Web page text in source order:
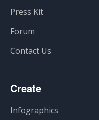
Press Kit
Forum
Contact Us
Create
Infographics